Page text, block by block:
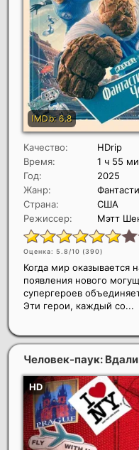
Качество:
HDrip
Время:
1 ч 55
Год:
2025
Жанр:
Страна:
США
Режиссер:
Мэтт
Оценка: 5.8/10 (390)
Когда мир оказывается
появления нового
супергероев
Эти герои, каждый со...
Человек-паук: